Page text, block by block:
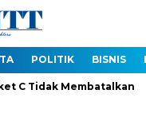
POLITIK BISNIS
Membatalkan